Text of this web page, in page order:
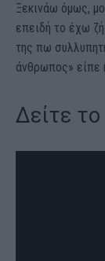
Ξεκινάω όμως,
επειδή το έχω
της πω
άνθρωπος» είπε
Δείτε το